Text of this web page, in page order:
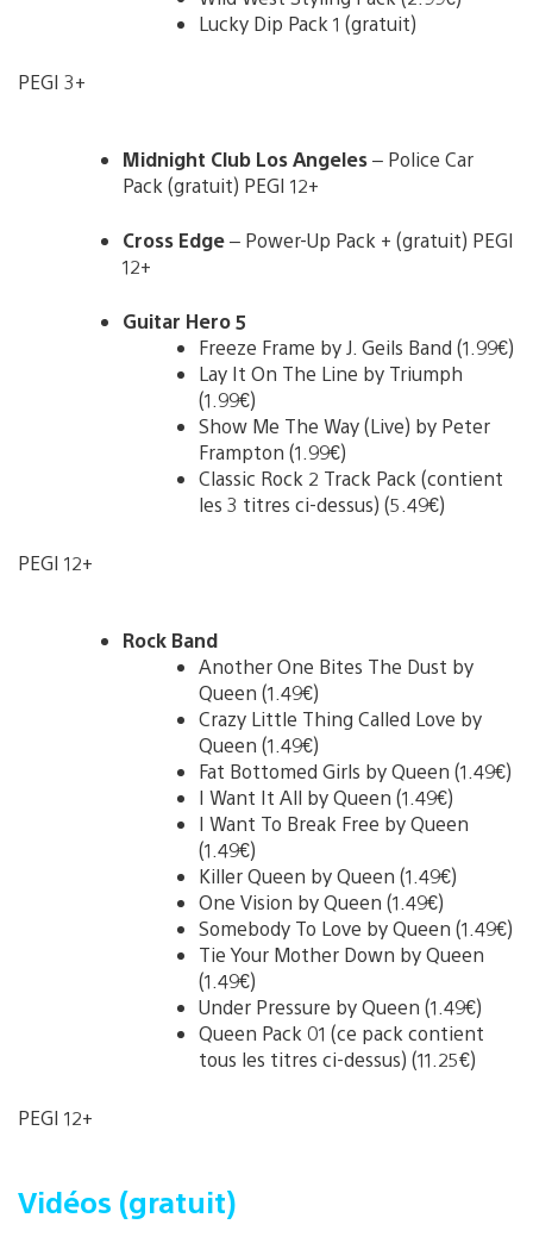
Lucky Dip Pack 1 (gratuit)
PEGI 3+
Midnight Club Los Angeles– Police Car
Pack (gratuit) PEGI 12+
Cross Edge– Power-Up Pack + (gratuit) PEGI
12+
Guitar Hero 5
Freeze Frame by J. Geils Band (1.99€)
Lay It On The Line by Triumph
(1.99€)
Show Me The Way (Live) by Peter
Frampton (1.99€)
Classic Rock 2 Track Pack (contient
les 3 titres ci-dessus) (5.49€)
PEGI 12+
Rock Band
Another One Bites The Dust by
Queen (1.49€)
Crazy Little Thing Called Love by
Queen (1.49€)
Fat Bottomed Girls by Queen (1.49€)
I Want It All by Queen (1.49€)
I Want To Break Free by Queen
(1.49€)
Killer Queen by Queen (1.49€)
One Vision by Queen (1.49€)
Somebody To Love by Queen (1.49€)
Tie Your Mother Down by Queen
(1.49€)
Under Pressure by Queen (1.49€)
Queen Pack 01 (ce pack contient
tous les titres ci-dessus) (11.25€)
PEGI 12+
Vidéos (gratuit)